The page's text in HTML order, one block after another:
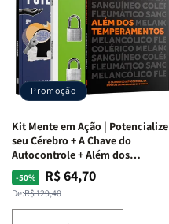
Alma
|
O
Vício
Agradar
a
Todos
+
Raiz
da
Rejeição
Alma
|
O
Vício
de
Agradar
Todos
+
Raiz
Promoção
Kit Mente em Ação | Potencialize
seu Cérebro + A Chave do
Autocontrole + Além dos
Temperamentos
-50%
Preço
normal
De:R$ 129,40
Preço
promocional
R$ 64,70